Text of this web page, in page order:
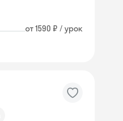
от 1590 ₽ / урок